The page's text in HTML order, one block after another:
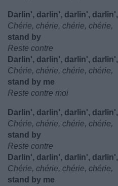
Darlin', darlin', darlin', darlin',
Chérie, chérie, chérie, chérie,
stand by
Reste contre
Darlin', darlin', darlin', darlin',
Chérie, chérie, chérie, chérie,
stand by me
Reste contre moi
Darlin', darlin', darlin', darlin',
Chérie, chérie, chérie, chérie,
stand by
Reste contre
Darlin', darlin', darlin', darlin',
Chérie, chérie, chérie, chérie,
stand by me